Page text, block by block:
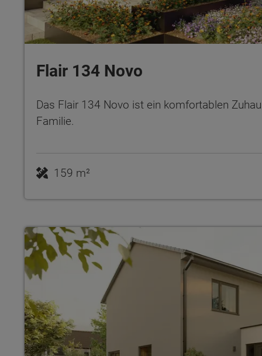
Flair 134 Novo
Das Flair 134 Novo ist ein komfortablen
Familie.
159 m²